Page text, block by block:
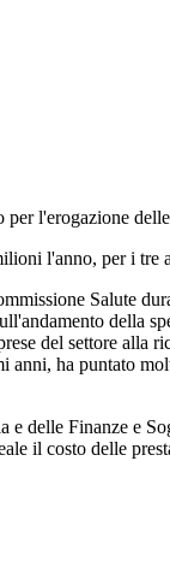
l'erogazione
l'anno, per i tre
Salute
della
del settore
ha puntato
delle Finanze e
il costo delle